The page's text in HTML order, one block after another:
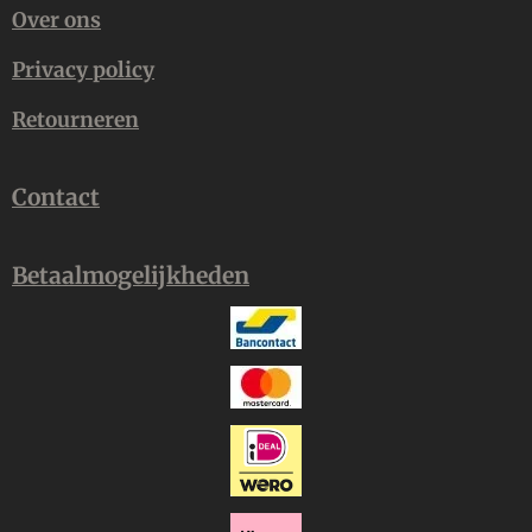
Over ons
Privacy policy
Retourneren
Contact
Betaalmogelijkheden